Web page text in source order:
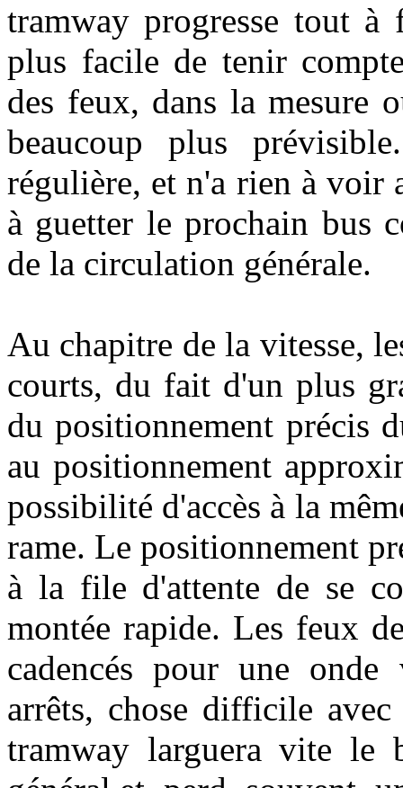
tramway progresse tout
plus facile de tenir
des feux, dans la mesure
beaucoup plus
régulière, et n'a rien à voir
à guetter le prochain bus
de la circulation générale.
Au chapitre de la vitesse,
courts, du fait d'un plus
du positionnement précis
au positionnement
possibilité d'accès à la
rame. Le positionnement
à la file d'attente de se
montée rapide. Les feux
cadencés pour une
arrêts, chose difficile
tramway larguera vite le